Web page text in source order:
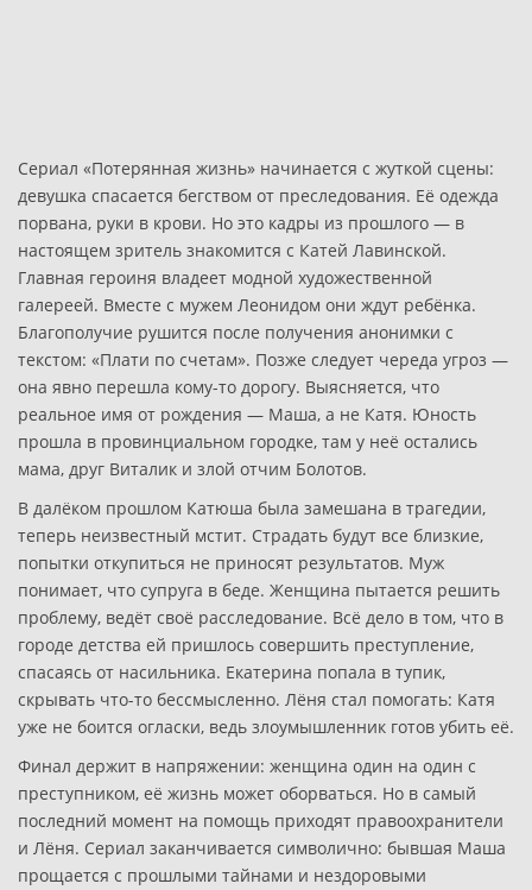
Сериал «Потерянная жизнь» начинается с жуткой сцены:
девушка спасается бегством от преследования. Её одежда
порвана, руки в крови. Но это кадры из прошлого — в
настоящем зритель знакомится с Катей Лавинской.
Главная героиня владеет модной художественной
галереей. Вместе с мужем Леонидом они ждут ребёнка.
Благополучие рушится после получения анонимки с
текстом: «Плати по счетам». Позже следует череда угроз —
она явно перешла кому-то дорогу. Выясняется, что
реальное имя от рождения — Маша, а не Катя. Юность
прошла в провинциальном городке, там у неё остались
мама, друг Виталик и злой отчим Болотов.
В далёком прошлом Катюша была замешана в трагедии,
теперь неизвестный мстит. Страдать будут все близкие,
попытки откупиться не приносят результатов. Муж
понимает, что супруга в беде. Женщина пытается решить
проблему, ведёт своё расследование. Всё дело в том, что в
городе детства ей пришлось совершить преступление,
спасаясь от насильника. Екатерина попала в тупик,
скрывать что-то бессмысленно. Лёня стал помогать: Катя
уже не боится огласки, ведь злоумышленник готов убить её.
Финал держит в напряжении: женщина один на один с
преступником, её жизнь может оборваться. Но в самый
последний момент на помощь приходят правоохранители
и Лёня. Сериал заканчивается символично: бывшая Маша
прощается с прошлыми тайнами и нездоровыми